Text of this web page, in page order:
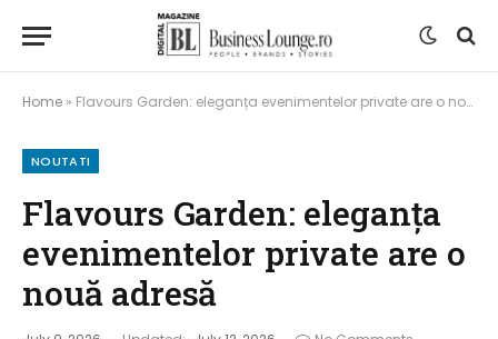
Home » Flavours Garden: eleganța evenimentelor private are o nouă adresă
NOUTATI
Flavours Garden: eleganța
evenimentelor private are o
nouă adresă